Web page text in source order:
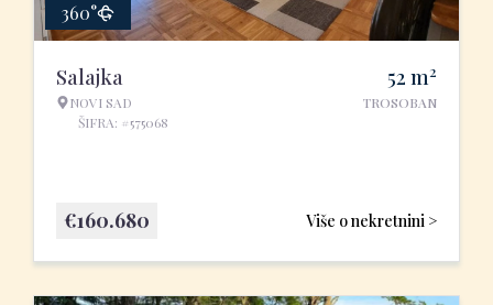
360°
Salajka
NOVI SAD
ŠIFRA: #575068
52 m2
TROSOBAN
Više o nekretnini >
€160.680